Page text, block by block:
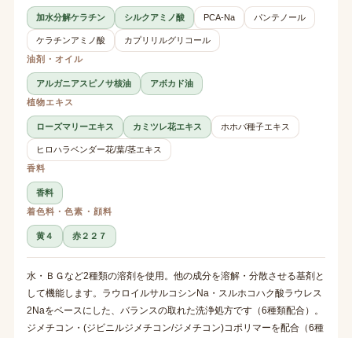
加水分解ケラチン シルクアミノ酸 PCA-Na パンテノール
ケラチンアミノ酸
カプリリルグリコール
油剤・オイル
アルガニアスピノサ核油
アボカド油
植物エキス
ローズマリーエキス カミツレ花エキス ホホバ種子エキス
ヒロハラベンダー花/葉/茎エキス
香料
香料
着色料・色素・顔料
黄４ 赤２２７
水・ＢＧなど2種類の溶剤を使用。他の成分を溶解・分散させる基剤と
して機能します。ラウロイルサルコシンNa・スルホコハク酸ラウレス
2Naをベースにした、バランスの取れた洗浄処方です（6種類配合）。
ジメチコン・(ジビニルジメチコン/ジメチコン)コポリマーを配合（6種